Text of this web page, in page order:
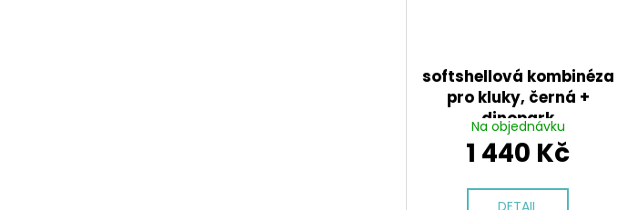
softshellová kombinéza
pro kluky, černá +
dinopark
Na objednávku
1 440 Kč